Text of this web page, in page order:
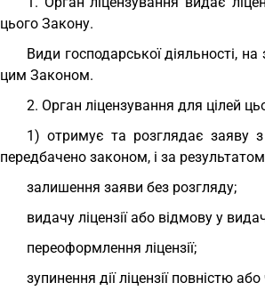
цього Закону.
Види господарської діяльності,
цим Законом.
2. Орган ліцензування для цілей
1) отримує та розглядає заяву
передбачено законом, і за
залишення заяви без розгляду;
видачу ліцензії або відмову у
переоформлення ліцензії;
зупинення дії ліцензії повністю